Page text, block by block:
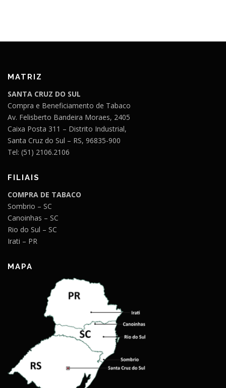
MATRIZ
SANTA CRUZ DO SUL
Compra e Beneficiamento de Tabaco
Av. Felisberto Bandeira Moraes, 2405
Caixa Posta 311 – Distrito Industrial,
Santa Cruz do Sul – RS, 96835-900
Tel: (51) 2106.2106
FILIAIS
COMPRA DE TABACO
Sombrio – SC
Canoinhas – SC
Rio do Sul – SC
Irati – PR
MAPA